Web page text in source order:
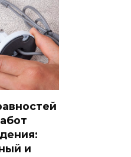
и